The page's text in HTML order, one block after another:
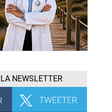
NEWSLETTER